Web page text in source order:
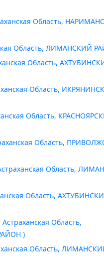
Область,
Область, ЛИМАНСКИЙ
Область,
Область,
Область,
Область,
Область,
Область,
Область,
)
Область,